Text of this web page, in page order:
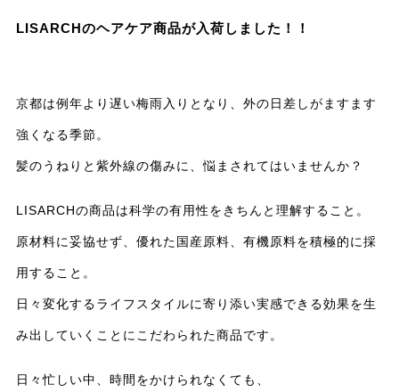
LISARCHのヘアケア商品が入荷しました！！
京都は例年より遅い梅雨入りとなり、外の日差しがますます
強くなる季節。
髪のうねりと紫外線の傷みに、悩まされてはいませんか？
LISARCHの商品は科学の有用性をきちんと理解すること。
原材料に妥協せず、優れた国産原料、有機原料を積極的に採
用すること。
日々変化するライフスタイルに寄り添い実感できる効果を生
み出していくことにこだわられた商品です。
日々忙しい中、時間をかけられなくても、